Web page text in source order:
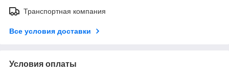
Транспортная компания
Все условия доставки
Условия оплаты